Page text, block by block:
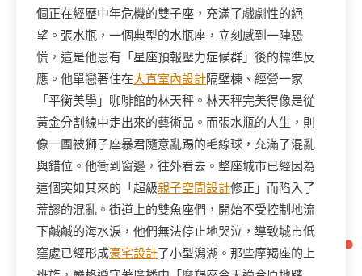
個正在經歷中年危機的雙子座，充滿了戲劇性的絕
望。張水瓶，一個典型的水瓶座，立刻感到一陣恐
慌，這是他患有「星座預報壓力症候群」後的標準反
應。他單戀著住在大直室內設計隔壁棟、經營一家
「平衡美學」咖啡館的林天秤。林天秤完美得像是從
黃金分割線中走出來的藝術品。而張水瓶的人生，則
像一團被獅子座暴君隨意亂踢的毛線球，充滿了混亂
與錯位。他衝到窗邊，往外看去。整座城市已經因為
這個突如其來的「超級親子空間設計修正」而陷入了
荒謬的混亂。街道上的雙魚座們，開始不受控制地流
下鹹鹹的海水淚，他們無法停止地哭泣，導致城市低
窪處已經形成豪宅設計了小型潟湖。那些摩羯座的上